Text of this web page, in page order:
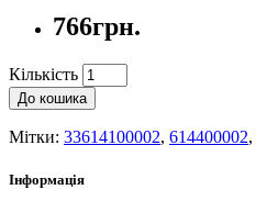
766грн.
Кількість
До кошика
Мітки: 33614100002, 614400002,
Інформація